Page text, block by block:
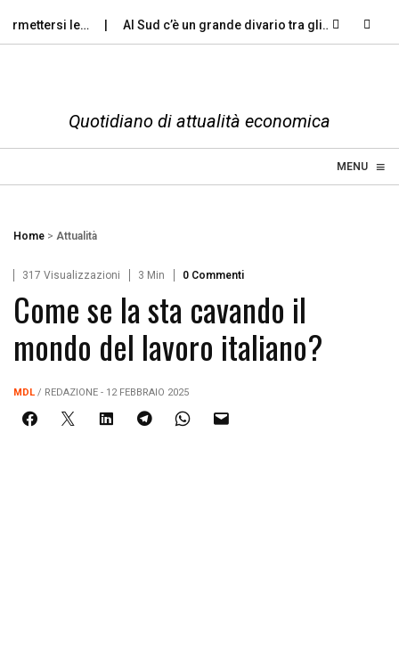
le… Al Sud c’è un grande divario tra gli…
Quotidiano di attualità economica
MENU ≡
☰
Home > Attualità
317 Visualizzazioni 3 Min 0 Commenti
Come se la sta cavando il
mondo del lavoro italiano?
MDL / REDAZIONE - 12 FEBBRAIO 2025